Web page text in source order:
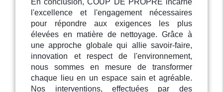
En conclusion, COUP DE PROPRE incarne
l'excellence et l'engagement nécessaires
pour répondre aux exigences les plus
élevées en matière de nettoyage. Grâce à
une approche globale qui allie savoir-faire,
innovation et respect de l'environnement,
nous sommes en mesure de transformer
chaque lieu en un espace sain et agréable.
Nos interventions, effectuées par des